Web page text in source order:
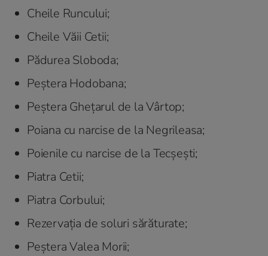
Cheile Runcului;
Cheile Văii Cetii;
Pădurea Sloboda;
Peștera Hodobana;
Peștera Ghețarul de la Vârtop;
Poiana cu narcise de la Negrileasa;
Poienile cu narcise de la Tecșești;
Piatra Cetii;
Piatra Corbului;
Rezervația de soluri sărăturate;
Peștera Valea Morii;